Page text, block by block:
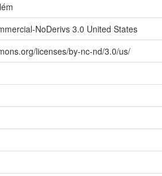
NoDerivs 3.0 United States
licenses/by-nc-nd/3.0/us/